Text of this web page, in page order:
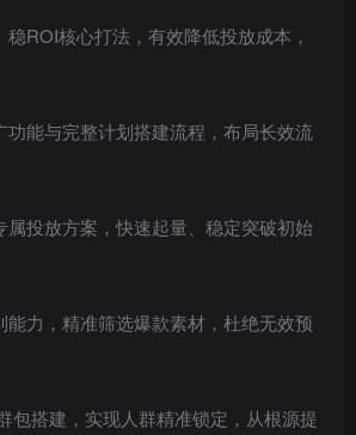
ROI核心打法，有效降低投放成本，
功能与完整计划搭建流程，布局长效流
属投放方案，快速起量、稳定突破初始
能力，精准筛选爆款素材，杜绝无效预
包搭建，实现人群精准锁定，从根源提